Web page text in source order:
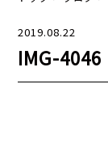
2019.08.22
IMG-4046